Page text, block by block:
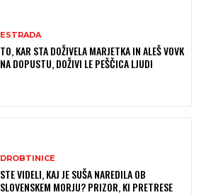
ESTRADA
TO, KAR STA DOŽIVELA MARJETKA IN ALEŠ VOVK
NA DOPUSTU, DOŽIVI LE PEŠČICA LJUDI
DROBTINICE
STE VIDELI, KAJ JE SUŠA NAREDILA OB
SLOVENSKEM MORJU? PRIZOR, KI PRETRESE